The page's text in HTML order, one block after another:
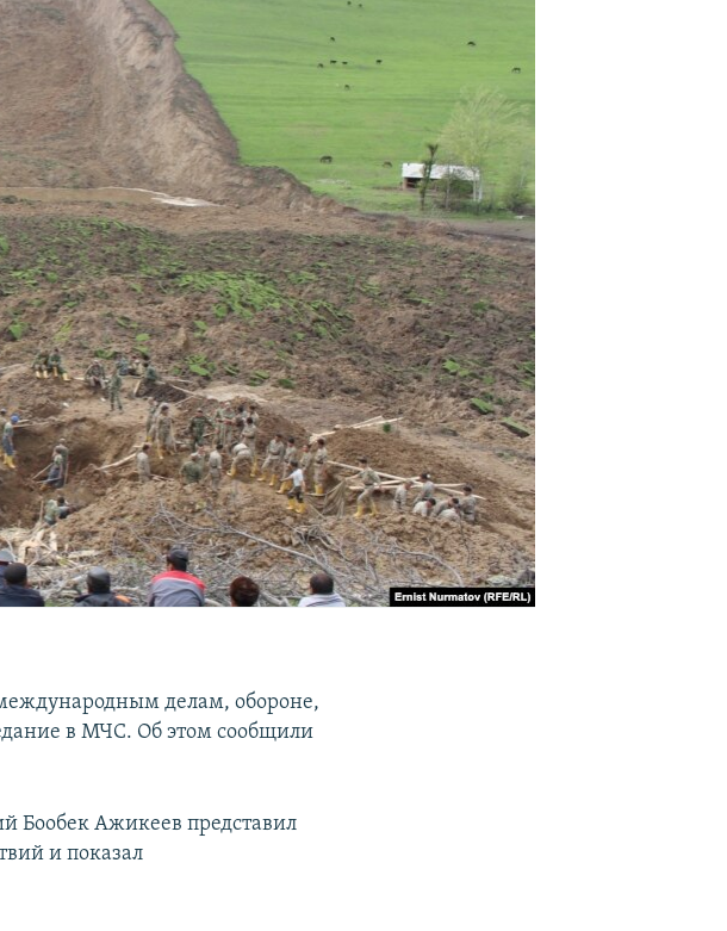
делам, обороне,
в МЧС. Об этом сообщили
Бообек Ажикеев представил
и показал